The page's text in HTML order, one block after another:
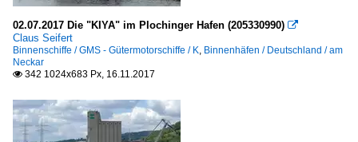
02.07.2017 Die "KIYA" im Plochinger Hafen (205330990) 
Claus Seifert
Binnenschiffe / GMS - Gütermotorschiffe / K, Binnenhäfen / Deutschland / am
Neckar
 342 1024x683 Px, 16.11.2017